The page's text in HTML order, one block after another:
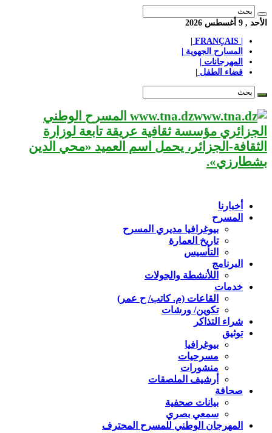
الأحد , 9 أغسطس 2026
المسارح الجهوية |
المهرجانات |
فضاء الطفل |
www.tna.dz المسرح الوطني
الجزائري مؤسسة ثقافية عريقة تابعة لوزارة
الثقافة-الجزائر، يحمل اسم العميد «محي الدين
بشطارزي».
أخبارنا
المسرح
بيوغرافيا مديري المسرح
تاريخ العمارة
التأسيس
البرنامج
اللأنشطة والجولات
خدمات
القاعات (م. كاتب/ ح عمر)
تكوين/ ورشات
شراء التذاكر
توثيق
بيوغرافيا
مسرحيات
منشورات
أرشيف الملصقات
صحافة
بيانات صحفية
سمعي بصري
المهرجان الوطني للمسرح المحترف